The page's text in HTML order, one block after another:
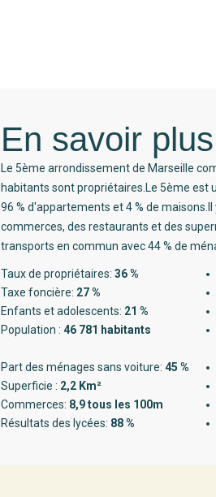
En savoir
Le 5ème arrondissement de Marseille
habitants sont propriétaires.Le 5ème est
96 % d'appartements et 4 % de
commerces, des restaurants et des
transports en commun avec 44 % de
Taux de propriétaires:36 %
Taxe foncière: 27 %
Enfants et adolescents: 21 %
Population :46 781 habitants
Part des ménages sans voiture:45 %
Superficie : 2,2 Km²
Commerces: 8,9 tous les 100m
Résultats des lycées: 88 %